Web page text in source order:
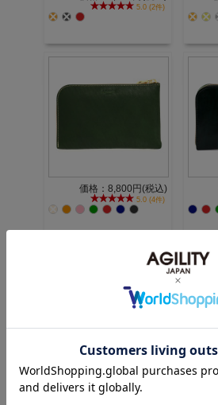
5.0 (2件)
価格：8,800円(税込)
5.0 (4件)
価格：9,900円(税込)
5.0 (3件)